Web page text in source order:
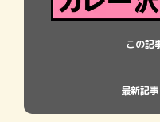
この記
最新記